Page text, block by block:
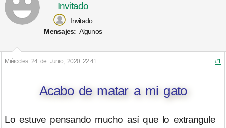
Invitado
Invitado
Mensajes: Algunos
Miércoles 24 de Junio, 2020 22:41 #1
Acabo de matar a mi gato
Lo estuve pensando mucho así que lo extrangule